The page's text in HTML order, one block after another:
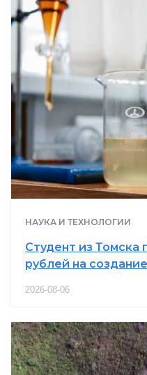
НАУКА И ТЕХНОЛОГИИ
Студент из Томска
рублей на
2026-08-06